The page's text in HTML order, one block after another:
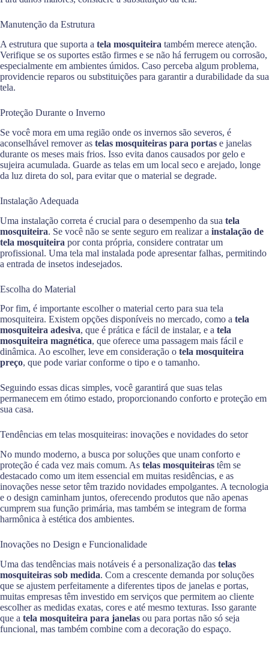
Manutenção da Estrutura
A estrutura que suporta a tela mosquiteira também merece atenção.
Verifique se os suportes estão firmes e se não há ferrugem ou corrosão,
especialmente em ambientes úmidos. Caso perceba algum problema,
providencie reparos ou substituições para garantir a durabilidade da sua
tela.
Proteção Durante o Inverno
Se você mora em uma região onde os invernos são severos, é
aconselhável remover as telas mosquiteiras para portas e janelas
durante os meses mais frios. Isso evita danos causados por gelo e
sujeira acumulada. Guarde as telas em um local seco e arejado, longe
da luz direta do sol, para evitar que o material se degrade.
Instalação Adequada
Uma instalação correta é crucial para o desempenho da sua tela
mosquiteira. Se você não se sente seguro em realizar a instalação de
tela mosquiteira por conta própria, considere contratar um
profissional. Uma tela mal instalada pode apresentar falhas, permitindo
a entrada de insetos indesejados.
Escolha do Material
Por fim, é importante escolher o material certo para sua tela
mosquiteira. Existem opções disponíveis no mercado, como a tela
mosquiteira adesiva, que é prática e fácil de instalar, e a tela
mosquiteira magnética, que oferece uma passagem mais fácil e
dinâmica. Ao escolher, leve em consideração o tela mosquiteira
preço, que pode variar conforme o tipo e o tamanho.
Seguindo essas dicas simples, você garantirá que suas telas
permanecem em ótimo estado, proporcionando conforto e proteção em
sua casa.
Tendências em telas mosquiteiras: inovações e novidades do setor
No mundo moderno, a busca por soluções que unam conforto e
proteção é cada vez mais comum. As telas mosquiteiras têm se
destacado como um item essencial em muitas residências, e as
inovações nesse setor têm trazido novidades empolgantes. A tecnologia
e o design caminham juntos, oferecendo produtos que não apenas
cumprem sua função primária, mas também se integram de forma
harmônica à estética dos ambientes.
Inovações no Design e Funcionalidade
Uma das tendências mais notáveis é a personalização das telas
mosquiteiras sob medida. Com a crescente demanda por soluções
que se ajustem perfeitamente a diferentes tipos de janelas e portas,
muitas empresas têm investido em serviços que permitem ao cliente
escolher as medidas exatas, cores e até mesmo texturas. Isso garante
que a tela mosquiteira para janelas ou para portas não só seja
funcional, mas também combine com a decoração do espaço.